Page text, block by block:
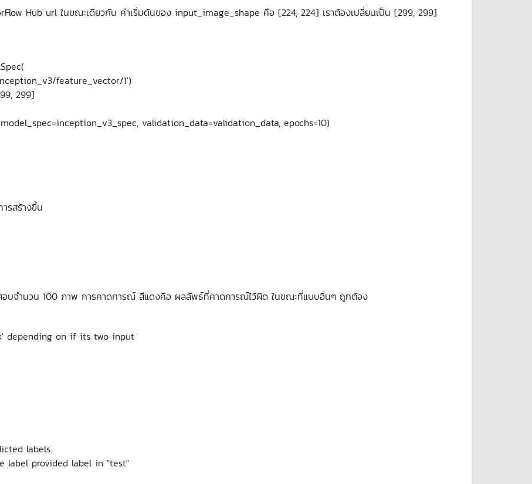
Hub url ในขณะเดียวกัน ค่าเริ่มต้นของ input_image_shape คือ [224, 224] เราต้องเปลี่ยนเป็น [299, 299]
feature_vector/1')
299]
validation_data=validation_data, epochs=10)
รสร้างขึ้น
อบจำนวน 100 ภาพ การคาดการณ์ สีแดงคือ ผลลัพธ์ที่คาดการณ์ไว้ผิด ในขณะที่แบบอื่นๆ ถูกต้อง
depending on if its two input
labels.
provided label in "test"